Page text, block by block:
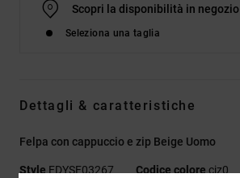
Scopri la disponibilità in negozio
Seleziona una taglia
Dettagli & caratteristiche
Felpa con cappuccio e zip Beige Uomo
Style EDYSF03267 Codice colore cjz0